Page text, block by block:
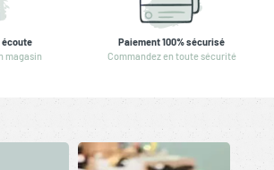
écoute
magasin
Paiement 100% sécurisé
Commandez en toute sécurité